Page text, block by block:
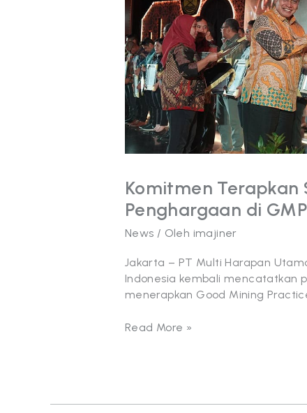
Komitmen Terapkan
Penghargaan di
News / Oleh imajiner
Jakarta – PT Multi Harapan
Indonesia kembali mencatatkan
menerapkan Good Mining
Raih
Empat
Penghargaan
di
GMP
Award
2024
Read More »